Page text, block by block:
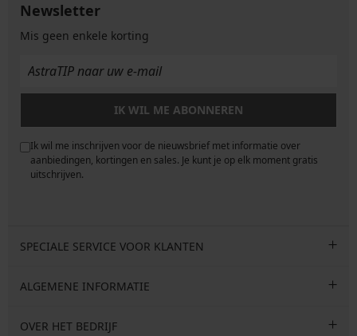
Newsletter
Mis geen enkele korting
IK WIL ME ABONNEREN
Ik wil me inschrijven voor de nieuwsbrief met informatie over
aanbiedingen, kortingen en sales. Je kunt je op elk moment gratis
uitschrijven.
SPECIALE SERVICE VOOR KLANTEN
ALGEMENE INFORMATIE
OVER HET BEDRIJF